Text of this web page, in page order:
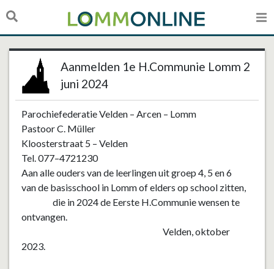
Aanmelden 1e H.Communie Lomm 2
juni 2024
Parochiefederatie Velden – Arcen – Lomm
Pastoor C. Müller
Kloosterstraat 5 – Velden
Tel. 077–4721230
Aan alle ouders van de leerlingenuit groep 4, 5 en 6
van de basisschool in Lomm of elders op school zitten,
die in 2024de Eerste H.Communie wensente
ontvangen.
Velden,oktober
2023.